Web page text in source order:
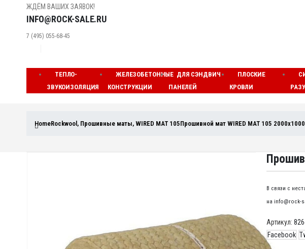
ЖДЁМ ВАШИХ ЗАЯВОК!
INFO@ROCK-SALE.RU
7 (495) 055-68-45
ТЕПЛО-
ЗВУКОИЗОЛЯЦИЯ
ЖЕЛЕЗОБЕТОННЫЕ
КОНСТРУКЦИИ
ДЛЯ СЭНДВИЧ
ПАНЕЛЕЙ
ПЛОСКИЕ
КРОВЛИ
HomeRockwool , Прошивные маты, WIRED MAT 105Прошивной мат WIRED MAT 105
В связи с
на info@rock-
Артикул:
Facebook